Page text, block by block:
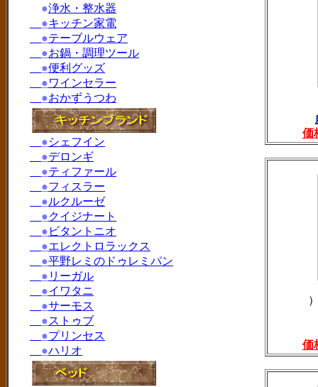
価
価
●浄水・整水器
●キッチン家電
●テーブルウェア
●お鍋・調理ツール
●便利グッズ
●ワインセラー
●おかずうつわ
●シェフイン
●デロンギ
●ティファール
●フィスラー
●ルクルーゼ
●クイジナート
● ビタントニオ
●エレクトロラックス
●平野レミのドゥレミパン
● リーガル
●イワタニ
●サーモス
●ストゥブ
●プリンセス
●ハリオ